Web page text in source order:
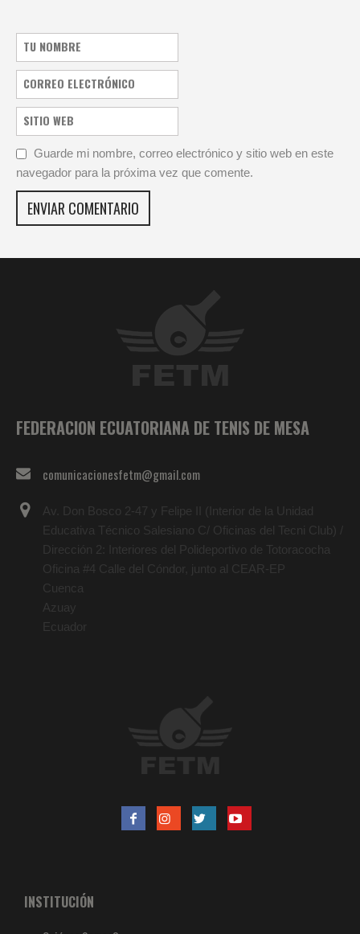
Guarde mi nombre, correo electrónico y sitio web en este
navegador para la próxima vez que comente.
FEDERACION ECUATORIANA DE TENIS DE MESA
comunicacionesfetm@gmail.com
Av. Don Bosco 2-47 y Felipe II (Interior de la Unidad
Educativa Técnico Salesiano C/ Oficinas del Tecni Club) /
Dirección 2: Interiores del Polideportivo de Totoracocha
Oficina #4 Calle del Cóndor, junto al CEAR-EP
Cuenca
Azuay
Ecuador
INSTITUCIÓN